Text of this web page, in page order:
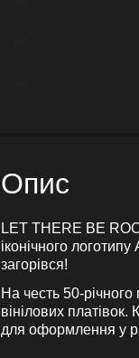
Опис
LET THERE BE
іконічного
загорівся!
На честь 50-річного
вінілових
для оформлення у